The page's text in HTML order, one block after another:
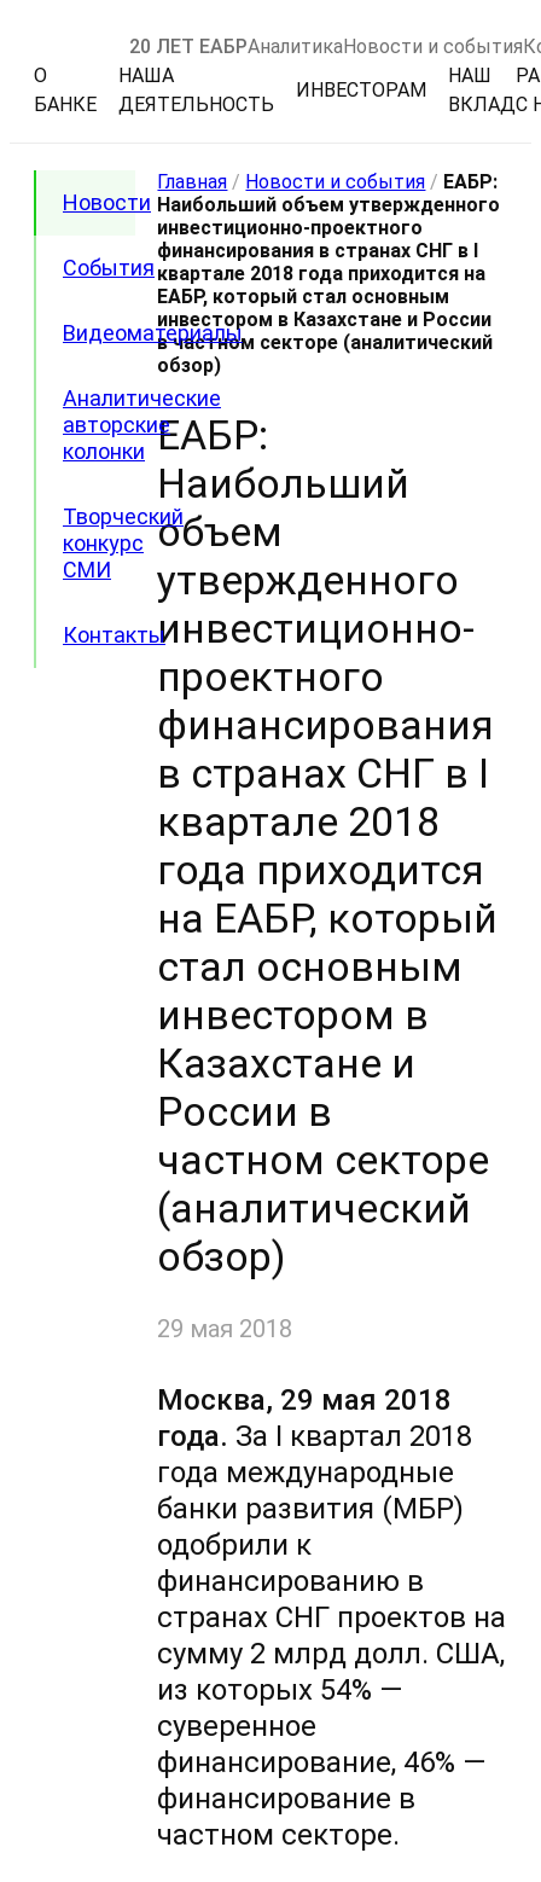
20 ЛЕТ ЕАБРАналитикаНовости и события
О
БАНКЕ
НАША
ДЕЯТЕЛЬНОСТЬ
ИНВЕСТОРАМ
НАШ
ВКЛАДС
Новости
События
Видеоматериалы
Аналитические
авторские
колонки
Творческий
конкурс
СМИ
Контакты
Главная / Новости и события / ЕАБР:
Наибольший объем утвержденного
инвестиционно-проектного
финансирования в странах СНГ в I
квартале 2018 года приходится на
ЕАБР, который стал основным
инвестором в Казахстане и России
в частном секторе (аналитический
обзор)
ЕАБР:
Наибольший
объем
утвержденного
инвестиционно-
проектного
финансирования
в странах СНГ в I
квартале 2018
года приходится
на ЕАБР, который
стал основным
инвестором в
Казахстане и
России в
частном секторе
(аналитический
обзор)
29 мая 2018
Москва, 29 мая 2018
года. За I квартал 2018
года международные
банки развития (МБР)
одобрили к
финансированию в
странах СНГ проектов на
сумму 2 млрд долл. США,
из которых 54% —
суверенное
финансирование, 46% —
финансирование в
частном секторе.